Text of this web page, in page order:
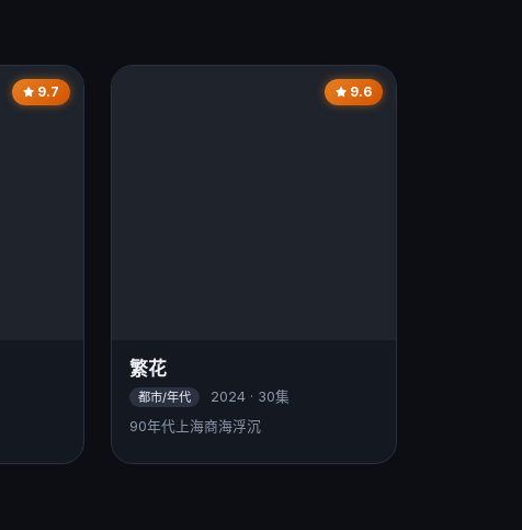
9.7 9.6
繁花
都市/年代
2024 · 30集
90年代上海商海浮沉